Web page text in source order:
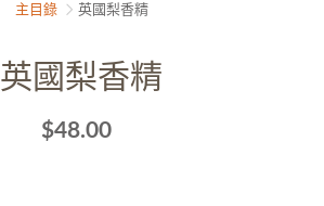
主目錄 英國梨香精
英國梨香精
$48.00